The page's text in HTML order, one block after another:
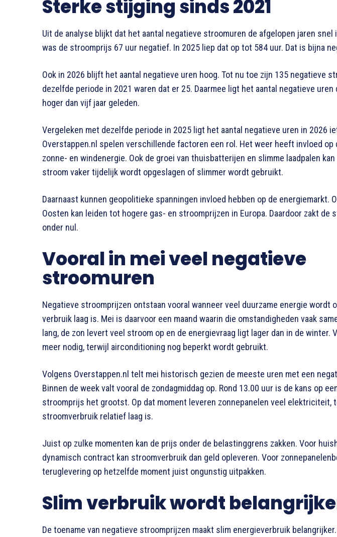
Sterke stijging sinds 2021
Uit de analyse blijkt dat het aantal negatieve stroomuren de afgelopen jaren snel
was de stroomprijs 67 uur negatief. In 2025 liep dat op tot 584 uur. Dat is bijna
Ook in 2026 blijft het aantal negatieve uren hoog. Tot nu toe zijn 135 negatieve
dezelfde periode in 2021 waren dat er 25. Daarmee ligt het aantal negatieve
hoger dan vijf jaar geleden.
Vergeleken met dezelfde periode in 2025 ligt het aantal negatieve uren in 2026
Overstappen.nl spelen verschillende factoren een rol. Het weer heeft invloed op
zonne- en windenergie. Ook de groei van thuisbatterijen en slimme laadpalen
stroom vaker tijdelijk wordt opgeslagen of slimmer wordt gebruikt.
Daarnaast kunnen geopolitieke spanningen invloed hebben op de energiemarkt.
Oosten kan leiden tot hogere gas- en stroomprijzen in Europa. Daardoor zakt de
onder nul.
Vooral in mei veel negatieve
stroomuren
Negatieve stroomprijzen ontstaan vooral wanneer veel duurzame energie wordt
verbruik laag is. Mei is daarvoor een maand waarin die omstandigheden vaak
lang, de zon levert veel stroom op en de energievraag ligt lager dan in de winter.
meer nodig, terwijl airconditioning nog beperkt wordt gebruikt.
Volgens Overstappen.nl telt mei historisch gezien de meeste uren met een
Binnen de week valt vooral de zondagmiddag op. Rond 13.00 uur is de kans op
stroomprijs het grootst. Op dat moment leveren zonnepanelen veel elektriciteit,
stroomverbruik relatief laag is.
Juist op zulke momenten kan de prijs onder de belastinggrens zakken. Voor
dynamisch contract kan stroomverbruik dan geld opleveren. Voor
teruglevering op hetzelfde moment juist ongunstig uitpakken.
Slim verbruik wordt
De toename van negatieve stroomprijzen maakt slim energieverbruik